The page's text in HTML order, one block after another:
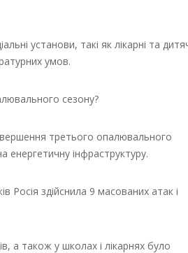
установи, такі як лікарні та
умов.
сезону?
третього опалювального
енергетичну інфраструктуру.
здійснила 9 масованих атак і
а також у школах і лікарнях було